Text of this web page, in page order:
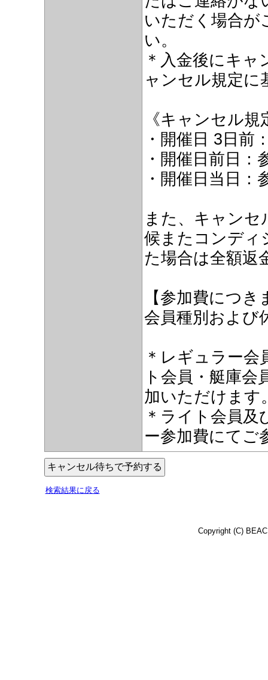
いただく場合が
い。
＊入金後にキ
ャンセル規定に
《キャンセル規
・開催日 3日前
・開催日前日
・開催日当日
また、キャン
候またコンディ
た場合は全額返
【参加費につき
会員種別および
＊レギュラー
ト会員・艇庫
加いただけます
＊ライト会員
ー参加費にてご
検索結果に戻る
Copyright (C)